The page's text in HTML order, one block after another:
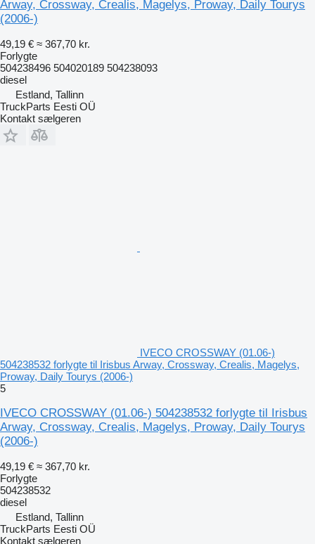
Arway, Crossway, Crealis, Magelys, Proway, Daily Tourys
(2006-)
49,19 € ≈ 367,70 kr.
Forlygte
504238496 504020189 504238093
diesel
Estland, Tallinn
TruckParts Eesti OÜ
Kontakt sælgeren
IVECO CROSSWAY (01.06-)
504238532 forlygte til Irisbus Arway, Crossway, Crealis, Magelys,
Proway, Daily Tourys (2006-)
5
IVECO CROSSWAY (01.06-) 504238532 forlygte til Irisbus
Arway, Crossway, Crealis, Magelys, Proway, Daily Tourys
(2006-)
49,19 € ≈ 367,70 kr.
Forlygte
504238532
diesel
Estland, Tallinn
TruckParts Eesti OÜ
Kontakt sælgeren